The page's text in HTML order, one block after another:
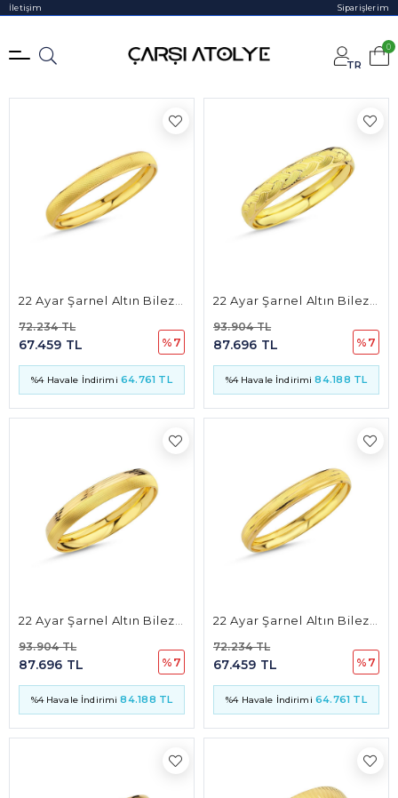
İletişim Siparişlerim
TR
0
Filtrele
67.459 TL
72.234 TL
%7
%4 Havale İndirimi 64.761 TL
87.696 TL
93.904 TL
%7
%4 Havale İndirimi84.188 TL
87.696 TL
93.904 TL
%7
%4 Havale İndirimi84.188 TL
67.459 TL
72.234 TL
%7
%4 Havale İndirimi 64.761 TL